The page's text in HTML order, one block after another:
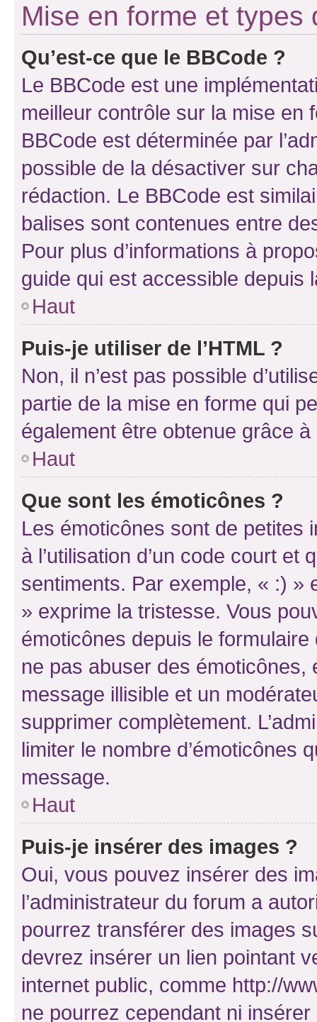
Mise en forme et types
Qu’est-ce que le BBCode ?
Le BBCode est une
meilleur contrôle sur la mise en
BBCode est déterminée par
possible de la désactiver sur
rédaction. Le BBCode est
balises sont contenues entre
Pour plus d’informations à
guide qui est accessible depuis
Haut
Puis-je utiliser de l’HTML ?
Non, il n’est pas possible
partie de la mise en forme qui
également être obtenue grâce à
Haut
Que sont les émoticônes ?
Les émoticônes sont de petites
à l’utilisation d’un code court et
sentiments. Par exemple, « :) »
» exprime la tristesse. Vous
émoticônes depuis le
ne pas abuser des
message illisible et un
supprimer complètement.
limiter le nombre d’émoticônes
message.
Haut
Puis-je insérer des images ?
Oui, vous pouvez insérer des
l’administrateur du forum a
pourrez transférer des images
devrez insérer un lien pointant
internet public, comme http://
ne pourrez cependant ni